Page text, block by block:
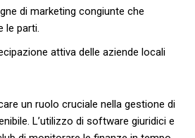
di marketing congiunte che
le parti.
attiva delle aziende locali‍
un ruolo cruciale nella gestione​ di
⁣L’utilizzo di software giuridici‌ e